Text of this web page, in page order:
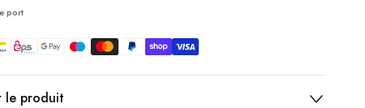
port
le produit